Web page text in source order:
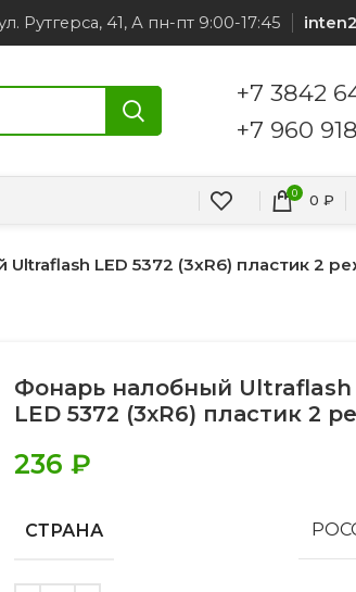
Рутгерса, 41, А пн-пт 9:00-17:45
+7 3842
+7 960
0 0 ₽
LED 5372 (3xR6) пластик 2
Фонарь налобный Ultraflash
LED 5372 (3xR6) пластик 2
236 ₽
СТРАНА